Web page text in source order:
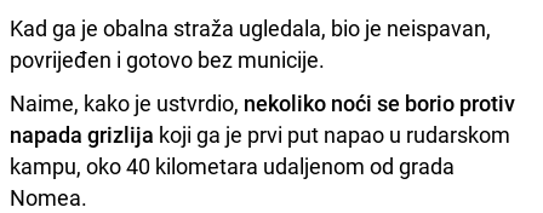
Kad ga je obalna straža ugledala, bio je neispavan,
povrijeđen i gotovo bez municije.
Naime, kako je ustvrdio, nekoliko noći se borio protiv
napada grizlija koji ga je prvi put napao u rudarskom
kampu, oko 40 kilometara udaljenom od grada
Nomea.